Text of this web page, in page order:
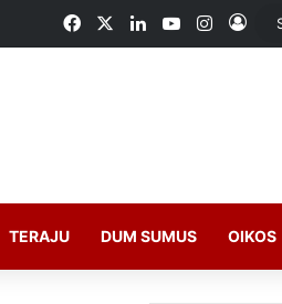
FacebookLinkedInYouTubeLog
TERAJU DUM SUMUS OIKOS